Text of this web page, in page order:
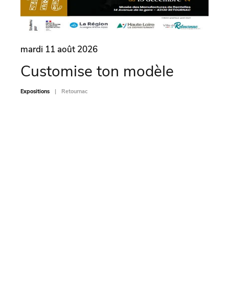
mardi 11 août 2026
Customise ton modèle
Expositions Retournac